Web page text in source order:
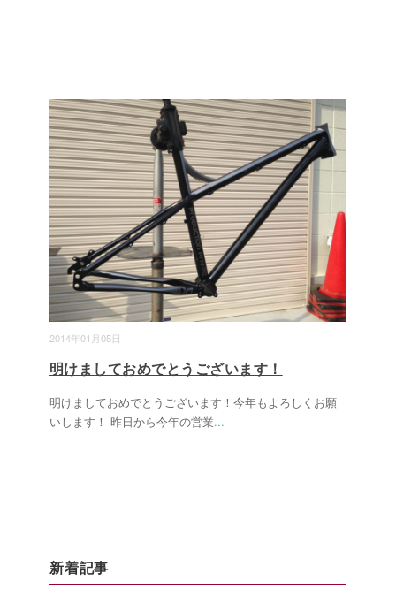
2014年01月05日
明けましておめでとうございます！
明けましておめでとうございます！今年もよろしくお願
いします！ 昨日から今年の営業...
新着記事